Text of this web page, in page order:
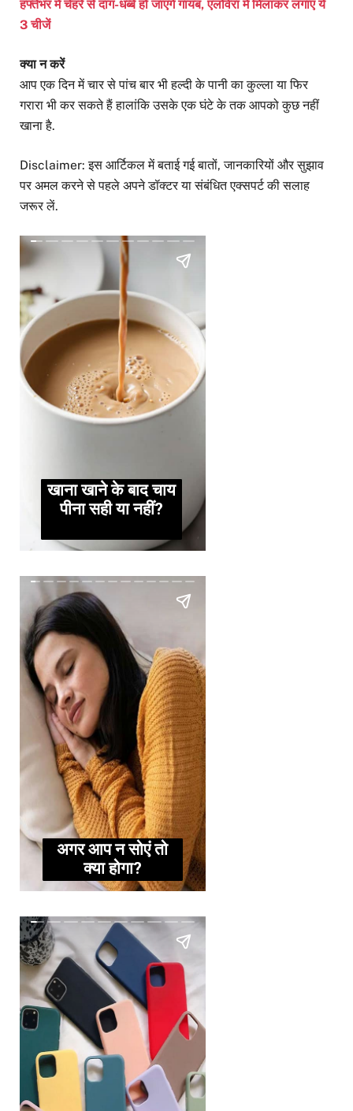
हफ्तेभर में चेहरे से दाग-धब्बे हो जाएंगे गायब, एलोवेरा में मिलाकर लगाएं ये
3 चीजें
क्या न करें
आप एक दिन में चार से पांच बार भी हल्दी के पानी का कुल्ला या फिर
गरारा भी कर सकते हैं हालांकि उसके एक घंटे के तक आपको कुछ नहीं
खाना है.
Disclaimer: इस आर्टिकल में बताई गई बातों, जानकारियों और सुझाव
पर अमल करने से पहले अपने डॉक्टर या संबंधित एक्सपर्ट की सलाह
जरूर लें.